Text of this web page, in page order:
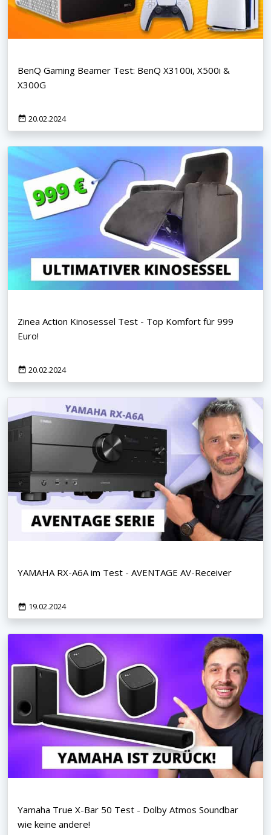
BenQ Gaming Beamer Test: BenQ X3100i, X500i &
X300G
20.02.2024
Zinea Action Kinosessel Test - Top Komfort für 999
Euro!
20.02.2024
YAMAHA RX-A6A im Test - AVENTAGE AV-Receiver
19.02.2024
Yamaha True X-Bar 50 Test - Dolby Atmos Soundbar
wie keine andere!